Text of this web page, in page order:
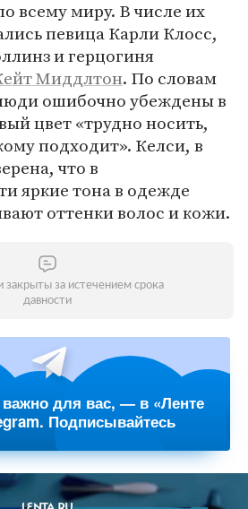
всему миру. В числе их
певица Карли Клосс,
и герцогиня
Миддлтон. По словам
ошибочно убеждены в
цвет «трудно носить,
подходит». Келси, в
что в
яркие тона в одежде
оттенки волос и кожи.
закрыты за истечением срока
давности
важно для вас, — в «Ленте
Подписывайтесь